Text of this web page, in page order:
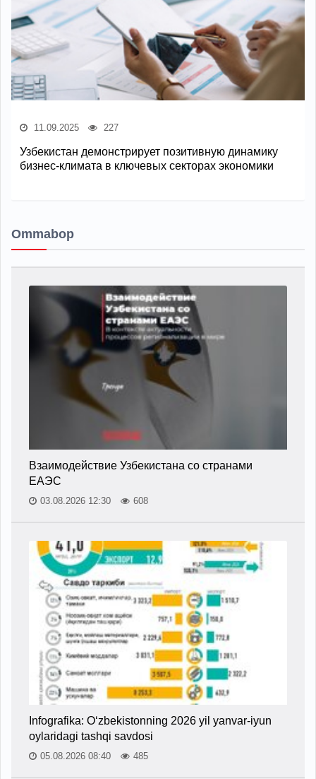
11.09.2025 227
Узбекистан демонстрирует позитивную динамику
бизнес-климата в ключевых секторах экономики
Ommabop
Взаимодействие Узбекистана со странами
ЕАЭС
03.08.2026 12:30 608
Infografika: O‘zbekistonning 2026 yil yanvar-iyun
oylaridagi tashqi savdosi
05.08.2026 08:40 485